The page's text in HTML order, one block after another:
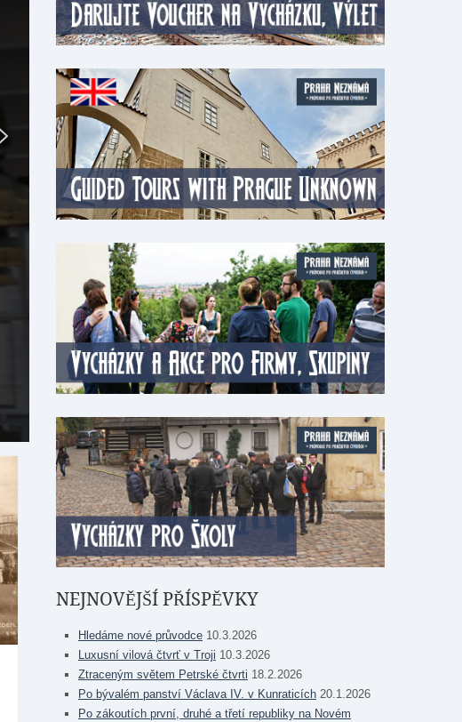
NEJNOVĚJŠÍ PŘÍSPĚVKY
Hledáme nové průvodce 10.3.2026
Luxusní vilová čtvrť v Troji 10.3.2026
Ztraceným světem Petrské čtvrti 18.2.2026
Po bývalém panství Václava IV. v Kunraticích 20.1.2026
Po zákoutích první, druhé a třetí republiky na Novém